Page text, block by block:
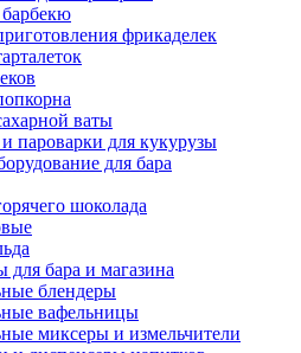
фрикаделек
ваты
пароварки для кукурузы
для бара
шоколада
для бара и магазина
блендеры
вафельницы
миксеры и измельчители